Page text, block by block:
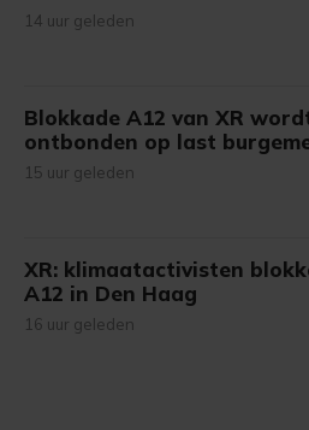
14 uur geleden
Blokkade A12 van XR
ontbonden op last
15 uur geleden
XR: klimaatactivisten
A12 in Den Haag
16 uur geleden